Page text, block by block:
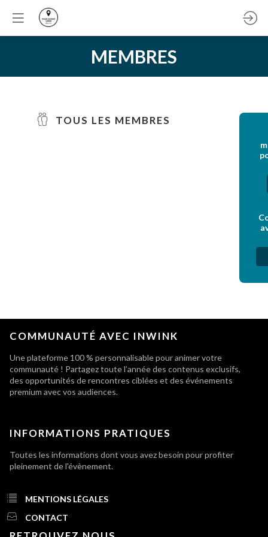
MEMBRES
TOUS LES MEMBRES
COMMUNAUTÉ AVEC INWINK
Une plateforme 100 % personnalisable pour animer votre
communauté ! Partagez toute l’année des contenus exclusifs,
des opportunités de rencontres ciblées et des événements
premium avec vos audiences.
INFORMATIONS PRATIQUES
Toutes les informations dont vous avez besoin pour profiter
pleinement de l'évènement.
MENTIONS LÉGALES
CONTACT